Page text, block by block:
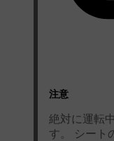
注意
絶対に運転
す。 シート